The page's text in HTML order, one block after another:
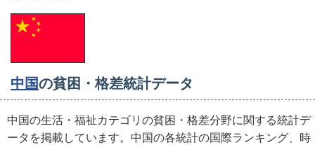
中国の貧困・格差統計データ
中国の生活・福祉カテゴリの貧困・格差分野に関する統計デ
ータを掲載しています。中国の各統計の国際ランキング、時